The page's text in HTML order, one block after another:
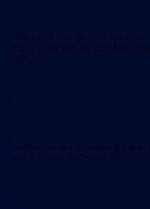
Thống nhất mục tiêu kinh doanh,
hợp lý và xác định các chỉ số đo
ROAS).
3
03
Thiết kế cấu trúc phễu quảng cáo đa
thức, Cân nhắc và Chuyển đổi.
4
04